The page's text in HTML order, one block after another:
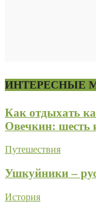
ИНТЕРЕСНЫЕ
Как отдыхать
Овечкин: шесть
Путешествия
Ушкуйники –
История